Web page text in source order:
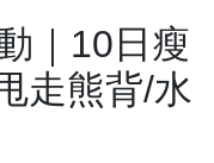
｜10日瘦
走熊背/水